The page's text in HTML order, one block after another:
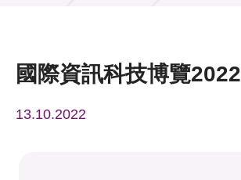
活動及消息
獎項
國際資訊科技博覽2022
13.10.2022